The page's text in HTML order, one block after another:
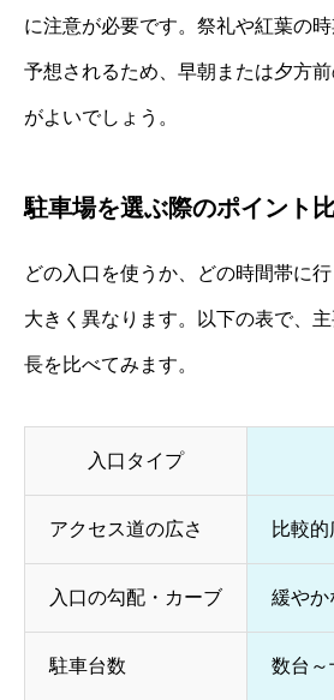
に注意が必要です。祭礼や紅葉の
予想されるため、早朝または夕方
がよいでしょう。
駐車場を選ぶ際のポイント
どの入口を使うか、どの時間帯に
大きく異なります。以下の表で、
長を比べてみます。
入口タイプ
アクセス道の広さ 比較
入口の勾配・カーブ 緩やか
駐車台数 数台～